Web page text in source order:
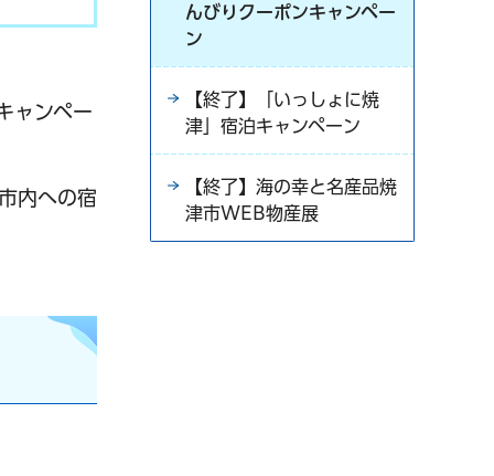
ャンペー
内への宿
んびりクーポンキャンペー
ン
【終了】「いっしょに焼
津」宿泊キャンペーン
【終了】海の幸と名産品焼
津市WEB物産展